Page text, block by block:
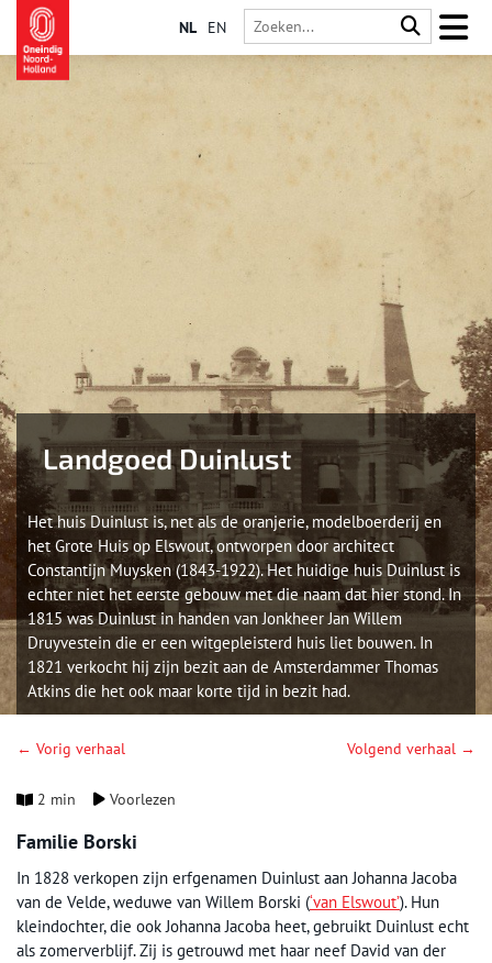
NL EN
Landgoed Duinlust
Het huis Duinlust is, net als de oranjerie, modelboerderij en
het Grote Huis op Elswout, ontworpen door architect
Constantijn Muysken (1843-1922). Het huidige huis Duinlust is
echter niet het eerste gebouw met die naam dat hier stond. In
1815 was Duinlust in handen van Jonkheer Jan Willem
Druyvestein die er een witgepleisterd huis liet bouwen. In
1821 verkocht hij zijn bezit aan de Amsterdammer Thomas
Atkins die het ook maar korte tijd in bezit had.
← Vorig verhaal Volgend verhaal →
2 min Voorlezen
Familie Borski
In 1828 verkopen zijn erfgenamen Duinlust aan Johanna Jacoba
van de Velde, weduwe van Willem Borski (‘van Elswout’). Hun
kleindochter, die ook Johanna Jacoba heet, gebruikt Duinlust echt
als zomerverblijf. Zij is getrouwd met haar neef David van der